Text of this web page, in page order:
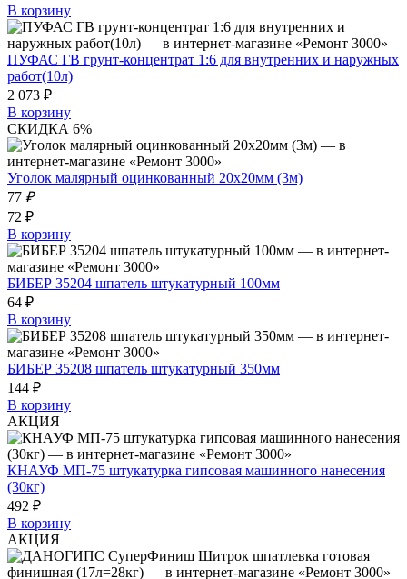
В корзину
ПУФАС ГВ грунт-концентрат 1:6 для внутренних и наружных
работ(10л)
2 073 ₽
В корзину
СКИДКА 6%
Уголок малярный оцинкованный 20х20мм (3м)
77 ₽
72 ₽
В корзину
БИБЕР 35204 шпатель штукатурный 100мм
64 ₽
В корзину
БИБЕР 35208 шпатель штукатурный 350мм
144 ₽
В корзину
АКЦИЯ
КНАУФ МП-75 штукатурка гипсовая машинного нанесения
(30кг)
492 ₽
В корзину
АКЦИЯ